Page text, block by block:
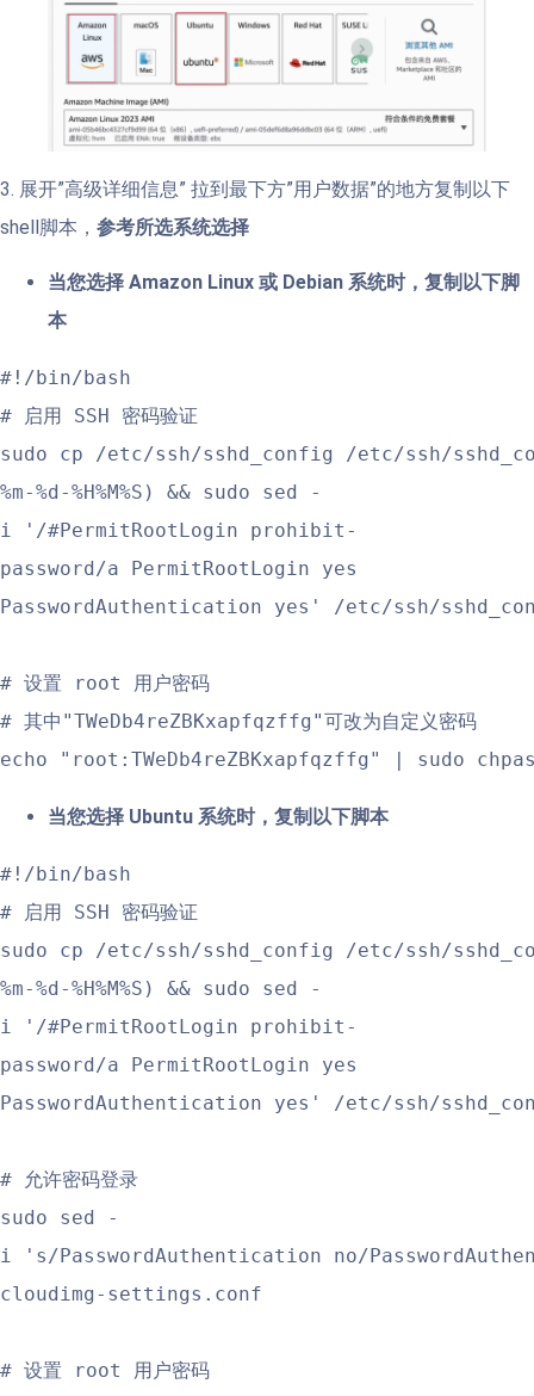
3. 展开”高级详细信息” 拉到最下方”用户数据”的地方复制以下
shell脚本， 参考所选系统选择
当您选择 Amazon Linux 或 Debian 系统时，复制以下脚
本
#!/bin/bash
# 启用 SSH 密码验证
sudo cp /etc/ssh/sshd_config /etc/ssh/
%m-%d-%H%M%S) && sudo sed -
i '/#PermitRootLogin prohibit-
password/a PermitRootLogin yes
PasswordAuthentication yes' /etc/ssh/
# 设置 root 用户密码
# 其中"TWeDb4reZBKxapfqzffg"可改为自定义密码
echo "root:TWeDb4reZBKxapfqzffg" | sudo
当您选择 Ubuntu 系统时，复制以下脚本
#!/bin/bash
# 启用 SSH 密码验证
sudo cp /etc/ssh/sshd_config /etc/ssh/
%m-%d-%H%M%S) && sudo sed -
i '/#PermitRootLogin prohibit-
password/a PermitRootLogin yes
PasswordAuthentication yes' /etc/ssh/
# 允许密码登录
sudo sed -
i 's/PasswordAuthentication no/
cloudimg-settings.conf
# 设置 root 用户密码